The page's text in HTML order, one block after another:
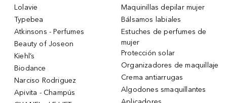
Lolavie
Typebea
Atkinsons - Perfumes
Beauty of Joseon
Kiehl’s
Biodance
Narciso Rodriguez
Apivita - Champús
Maquinillas depilar mujer
Bálsamos labiales
Estuches de perfumes de
mujer
Protección solar
Organizadores de maquillaje
Crema antiarrugas
Algodones smaquillantes